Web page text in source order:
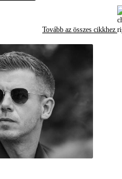
Tovább az összes cikkhez